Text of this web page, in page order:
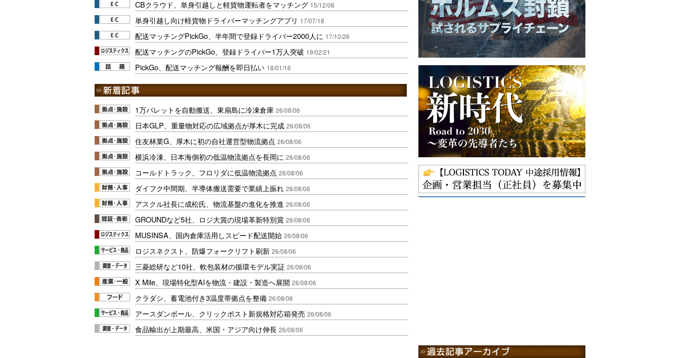
CBクラウド、単身引越しと軽貨物運転者をマッチング 15/12/08
単身引越し向け軽貨物ドライバーマッチングアプリ 17/07/18
配送マッチングPickGo、半年間で登録ドライバー2000人に 17/10/26
配送マッチングのPickGo、登録ドライバー1万人突破 19/02/21
PickGo、配送マッチング報酬を即日払い 18/01/16
1万パレットを自動搬送、東扇島に冷凍倉庫 26/08/06
日本GLP、重量物対応の広域拠点が厚木に完成 26/08/06
住友林業G、厚木に初の自社運営型物流拠点 26/08/06
横浜冷凍、日本海側初の低温物流拠点を長岡に 26/08/06
コールドトラック、フロリダに低温物流拠点 26/08/06
ダイフク中間期、半導体搬送需要で業績上振れ 26/08/06
アスクル社長に成松氏、物流基盤の進化を推進 26/08/06
GROUNDなど5社、ロジ大賞の現場革新特別賞 26/08/06
MUSINSA、国内倉庫活用しスピード配送開始 26/08/06
ロジスネクスト、防爆フォークリフト刷新 26/08/06
三菱総研など10社、軟包装材の循環モデル実証 26/08/06
X Mile、現場特化型AIを物流・建設・製造へ展開 26/08/06
クラダシ、蓄電池付き3温度帯拠点を整備 26/08/06
アースダンボール、クリックポスト新規格対応箱発売 26/08/06
食品輸出が上期最高、米国・アジア向け伸長 26/08/06